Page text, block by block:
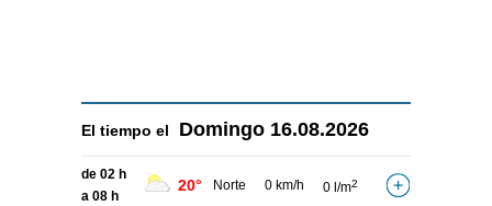
El tiempo el Domingo 16.08.2026
de 02 h
a 08 h
20° Norte 0 km/h 0 l/m2